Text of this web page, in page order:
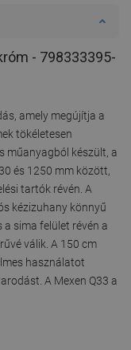
- 798333395-
amely megújítja a
tökéletesen
műanyagból készült, a
és 1250 mm között,
tartók révén. A
kézizuhany könnyű
a sima felület révén a
válik. A 150 cm
használatot
A Mexen Q33 a